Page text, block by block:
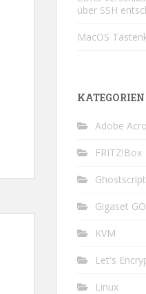
über SSH
MacOS
KATEGORIEN
Adobe
FRITZ!Box
Ghostscript
Gigaset GO
KVM
Let's
Linux